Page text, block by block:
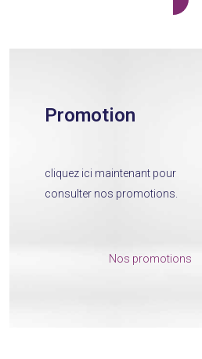
Promotion
cliquez ici maintenant pour
consulter nos promotions.
Nos promotions